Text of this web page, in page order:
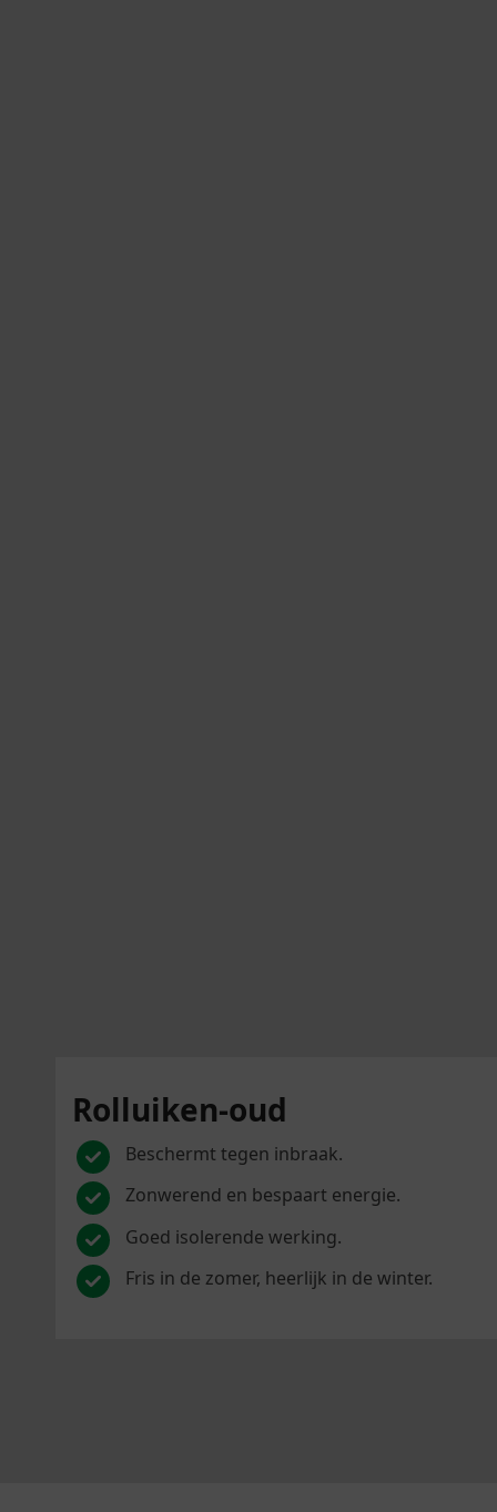
Rolluiken-oud
Beschermt tegen inbraak.
Zonwerend en bespaart energie.
Goed isolerende werking.
Fris in de zomer, heerlijk in de winter.